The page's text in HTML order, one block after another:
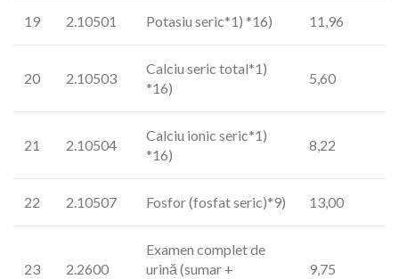
19 2.10501 Potasiu seric*1) *16) 11,96
20 2.10503
Calciu seric total*1)
*16)
5,60
21 2.10504
Calciu ionic seric*1)
*16)
8,22
22 2.10507 Fosfor (fosfat seric)*9) 13,00
23 2.2600
Examen complet de
urină (sumar +
9,75